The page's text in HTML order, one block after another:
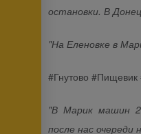
остановки. В
"На Еленовке в
#Гнутово #Пищевик
"В Марик машин
после нас очереди